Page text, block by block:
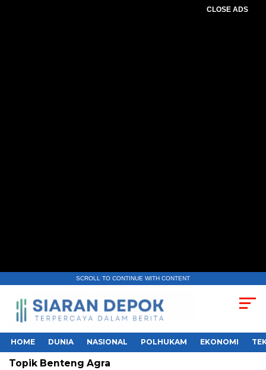
CLOSE ADS
SCROLL TO CONTINUE WITH CONTENT
HOME DUNIA NASIONAL POLHUKAM EKONOMI
Topik Benteng Agra